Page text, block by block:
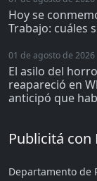
Hoy se
Trabajo: cuáles
01 de agosto de 2026
El asilo del
reapareció en
anticipó que
Publicitá
Departamento de